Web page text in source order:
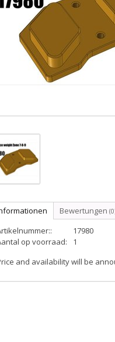
Bewertungen
17980
op voorraad:
1
and availability will be